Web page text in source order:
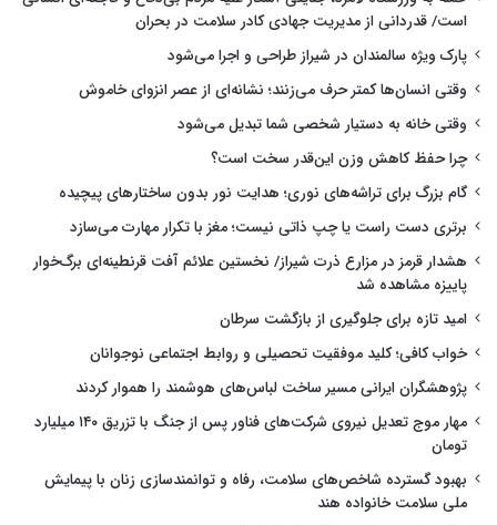
است/ قدردانی از مدیریت جهادی کادر سلامت در بحران
پارک ویژه سالمندان در شیراز طراحی و اجرا می‌شود
وقتی انسان‌ها کمتر حرف می‌زنند؛ نشانه‌ای از عصر انزوای خاموش
وقتی خانه به دستیار شخصی شما تبدیل می‌شود
چرا حفظ کاهش وزن این‌قدر سخت است؟
گام بزرگ برای تراشه‌های نوری؛ هدایت نور بدون ساختارهای پیچیده
برتری دست راست یا چپ ذاتی نیست؛ مغز با تکرار مهارت می‌سازد
هشدار قرمز در مزارع ذرت شیراز/ نخستین علائم آفت قرنطینه‌ای برگ‌خوار
پاییزه مشاهده شد
امید تازه برای جلوگیری از بازگشت سرطان
خواب کافی؛ کلید موفقیت تحصیلی و روابط اجتماعی نوجوانان
پژوهشگران ایرانی مسیر ساخت لباس‌های هوشمند را هموار کردند
مهار موج تعدیل نیروی شرکت‌های فناور پس از جنگ با تزریق ۱۴۰ میلیارد
تومان
بهبود گسترده شاخص‌های سلامت، رفاه و توانمندسازی زنان با پیمایش
ملی سلامت خانواده هند